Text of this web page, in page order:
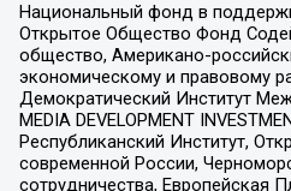
Национальный фонд в
Открытое Общество Фонд
общество, Американо-
экономическому и правовому
Демократический Институт
MEDIA DEVELOPMENT
Республиканский Институт,
современной России,
сотрудничества, Европейская